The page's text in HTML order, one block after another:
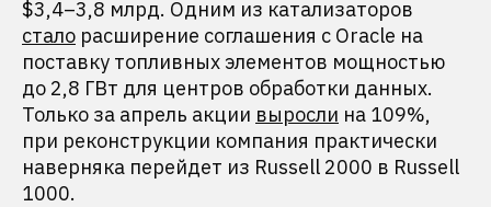
$3,4–3,8 млрд. Одним из катализаторов
стало расширение соглашения с Oracle на
поставку топливных элементов мощностью
до 2,8 ГВт для центров обработки данных.
Только за апрель акции выросли на 109%,
при реконструкции компания практически
наверняка перейдет из Russell 2000 в Russell
1000.